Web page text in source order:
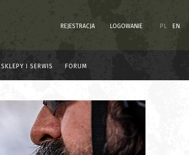
REJESTRACJA LOGOWANIE PL EN
SKLEPY I SERWIS FORUM